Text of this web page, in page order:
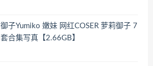
御子Yumiko 嫩妹 网红COSER 萝莉御子 7
套合集写真【2.66GB】